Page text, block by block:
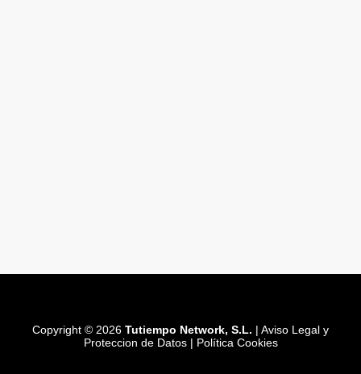
Copyright © 2026 Tutiempo Network, S.L. | Aviso Legal y
Proteccion de Datos| Política Cookies